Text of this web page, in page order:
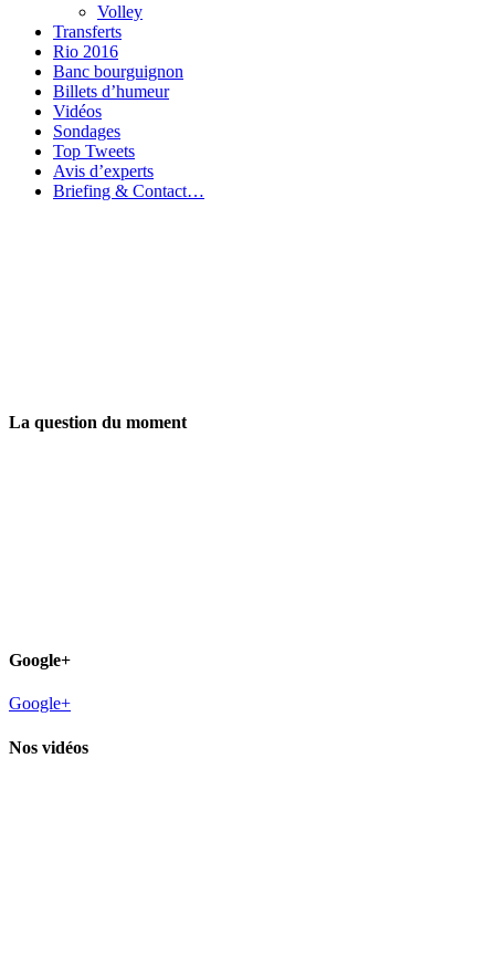
Volley
Transferts
Rio 2016
Banc bourguignon
Billets d’humeur
Vidéos
Sondages
Top Tweets
Avis d’experts
Briefing & Contact…
La question du moment
Google+
Google+
Nos vidéos